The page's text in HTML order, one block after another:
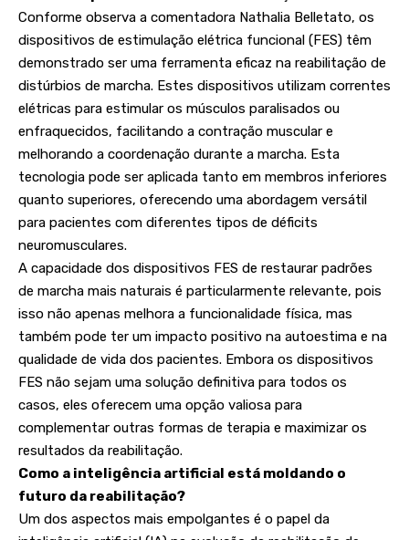
Conforme observa a comentadora Nathalia Belletato, os
dispositivos de estimulação elétrica funcional (FES) têm
demonstrado ser uma ferramenta eficaz na reabilitação de
distúrbios de marcha. Estes dispositivos utilizam correntes
elétricas para estimular os músculos paralisados ou
enfraquecidos, facilitando a contração muscular e
melhorando a coordenação durante a marcha. Esta
tecnologia pode ser aplicada tanto em membros inferiores
quanto superiores, oferecendo uma abordagem versátil
para pacientes com diferentes tipos de déficits
neuromusculares.
A capacidade dos dispositivos FES de restaurar padrões
de marcha mais naturais é particularmente relevante, pois
isso não apenas melhora a funcionalidade física, mas
também pode ter um impacto positivo na autoestima e na
qualidade de vida dos pacientes. Embora os dispositivos
FES não sejam uma solução definitiva para todos os
casos, eles oferecem uma opção valiosa para
complementar outras formas de terapia e maximizar os
resultados da reabilitação.
Como a inteligência artificial está moldando o
futuro da reabilitação?
Um dos aspectos mais empolgantes é o papel da